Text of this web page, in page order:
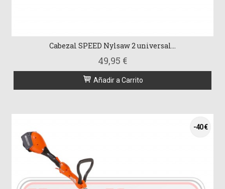
Cabezal SPEED Nylsaw 2 universal...
49,95 €
Añadir a Carrito
-40 €